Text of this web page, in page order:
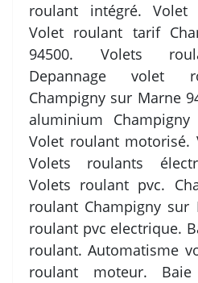
roulant intégré. Volet
Volet roulant tarif
94500. Volets
Depannage volet
Champigny sur Marne
aluminium
Volet roulant motorisé.
Volets roulants
Volets roulant pvc.
roulant Champigny sur
roulant pvc electrique.
roulant. Automatisme
roulant moteur.